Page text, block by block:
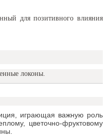
для позитивного влияния
локоны.
играющая важную роль
цветочно-фруктовому